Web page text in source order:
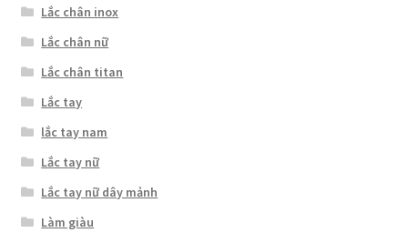
Lắc chân inox
Lắc chân nữ
Lắc chân titan
Lắc tay
lắc tay nam
Lắc tay nữ
Lắc tay nữ dây mảnh
Làm giàu